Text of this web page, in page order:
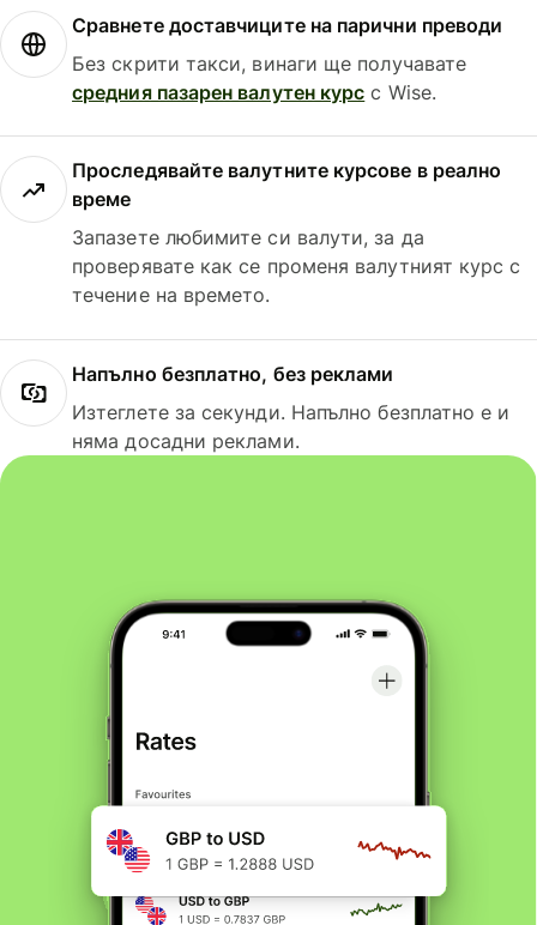
Сравнете доставчиците на парични преводи
Без скрити такси, винаги ще получавате
средния пазарен валутен курс с Wise.
Проследявайте валутните курсове в реално
време
Запазете любимите си валути, за да
проверявате как се променя валутният курс с
течение на времето.
Напълно безплатно, без реклами
Изтеглете за секунди. Напълно безплатно е и
няма досадни реклами.